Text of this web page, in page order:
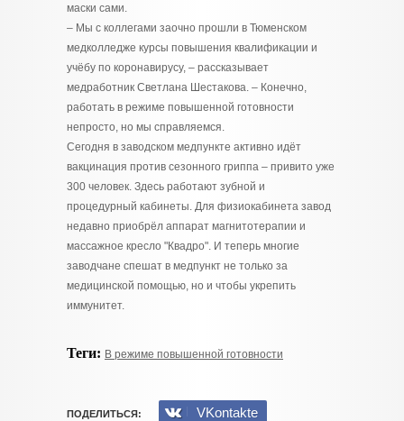
маски сами.
– Мы с коллегами заочно прошли в Тюменском
медколледже курсы повышения квалификации и
учёбу по коронавирусу, – рассказывает
медработник Светлана Шестакова. – Конечно,
работать в режиме повышенной готовности
непросто, но мы справляемся.
Сегодня в заводском медпункте активно идёт
вакцинация против сезонного гриппа – привито уже
300 человек. Здесь работают зубной и
процедурный кабинеты. Для физиокабинета завод
недавно приобрёл аппарат магнитотерапии и
массажное кресло "Квадро". И теперь многие
заводчане спешат в медпункт не только за
медицинской помощью, но и чтобы укрепить
иммунитет.
Теги: В режиме повышенной готовности
ПОДЕЛИТЬСЯ:
VKontakte